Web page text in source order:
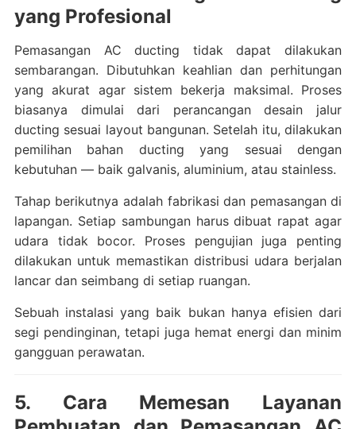
yang Profesional
Pemasangan AC ducting tidak dapat dilakukan
sembarangan. Dibutuhkan keahlian dan perhitungan
yang akurat agar sistem bekerja maksimal. Proses
biasanya dimulai dari perancangan desain jalur
ducting sesuai layout bangunan. Setelah itu, dilakukan
pemilihan bahan ducting yang sesuai dengan
kebutuhan — baik galvanis, aluminium, atau stainless.
Tahap berikutnya adalah fabrikasi dan pemasangan di
lapangan. Setiap sambungan harus dibuat rapat agar
udara tidak bocor. Proses pengujian juga penting
dilakukan untuk memastikan distribusi udara berjalan
lancar dan seimbang di setiap ruangan.
Sebuah instalasi yang baik bukan hanya efisien dari
segi pendinginan, tetapi juga hemat energi dan minim
gangguan perawatan.
5. Cara Memesan Layanan